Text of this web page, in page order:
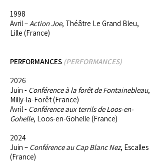
1998
Avril –Action Joe, Théâtre Le Grand Bleu,
Lille (France)
PERFORMANCES (PERFORMANCES)
2026
Juin - Conférence à la forêt de Fontainebleau,
Milly-la-Forêt (France)
Avril - Conférence aux terrils de Loos-en-
Gohelle, Loos-en-Gohelle (France)
2024
Juin – Conférence au Cap Blanc Nez, Escalles
(France)